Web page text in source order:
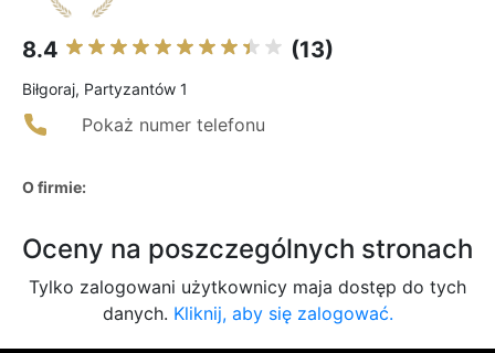
8.4 (13)
Biłgoraj, Partyzantów 1
Pokaż numer telefonu
O firmie:
Oceny na poszczególnych stronach
Tylko zalogowani użytkownicy maja dostęp do tych
danych. Kliknij, aby się zalogować.